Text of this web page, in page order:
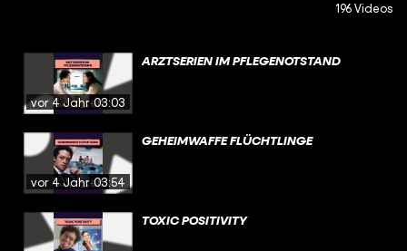
196 Videos
vor 4 Jahren03:03
ARZTSERIEN IM PFLEGENOTSTAND
vor 4 Jahren03:54
GEHEIMWAFFE FLÜCHTLINGE
TOXIC POSITIVITY